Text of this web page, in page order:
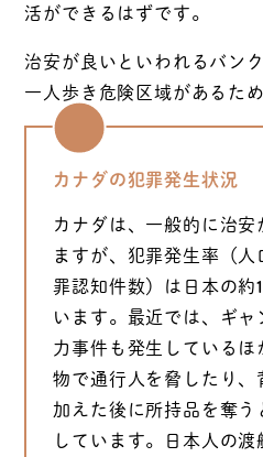
活ができるはずです。
治安が良いといわれるバン
一人歩き危険区域があるた
カナダの犯罪発生状況
カナダは、一般的に治
ますが、犯罪発生率（
罪認知件数）は日本の約
います。最近では、ギ
力事件も発生している
物で通行人を脅したり、
加えた後に所持品を奪
しています。日本人の